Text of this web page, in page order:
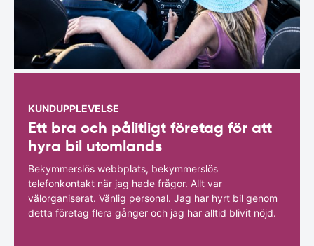
KUNDUPPLEVELSE
Ett bra och pålitligt företag för att
hyra bil utomlands
Bekymmerslös webbplats, bekymmerslös
telefonkontakt när jag hade frågor. Allt var
välorganiserat. Vänlig personal. Jag har hyrt bil genom
detta företag flera gånger och jag har alltid blivit nöjd.